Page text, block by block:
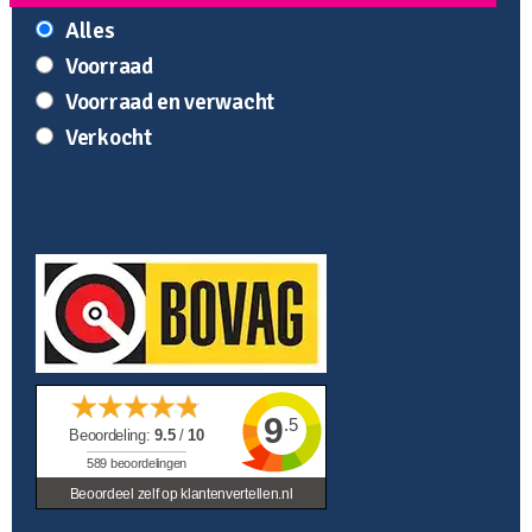
Alles
Voorraad
Voorraad en verwacht
Verkocht
Beoordeling:9.5/ 10
589 beoordelingen
9.5
Beoordeel zelf op klantenvertellen.nl